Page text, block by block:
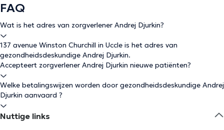
FAQ
Wat is het adres van zorgverlener Andrej Djurkin?
137 avenue Winston Churchill in Uccle is het adres van
gezondheidsdeskundige Andrej Djurkin.
Accepteert zorgverlener Andrej Djurkin nieuwe patiënten?
Welke betalingswijzen worden door gezondheidsdeskundige Andrej
Djurkin aanvaard ?
Nuttige links